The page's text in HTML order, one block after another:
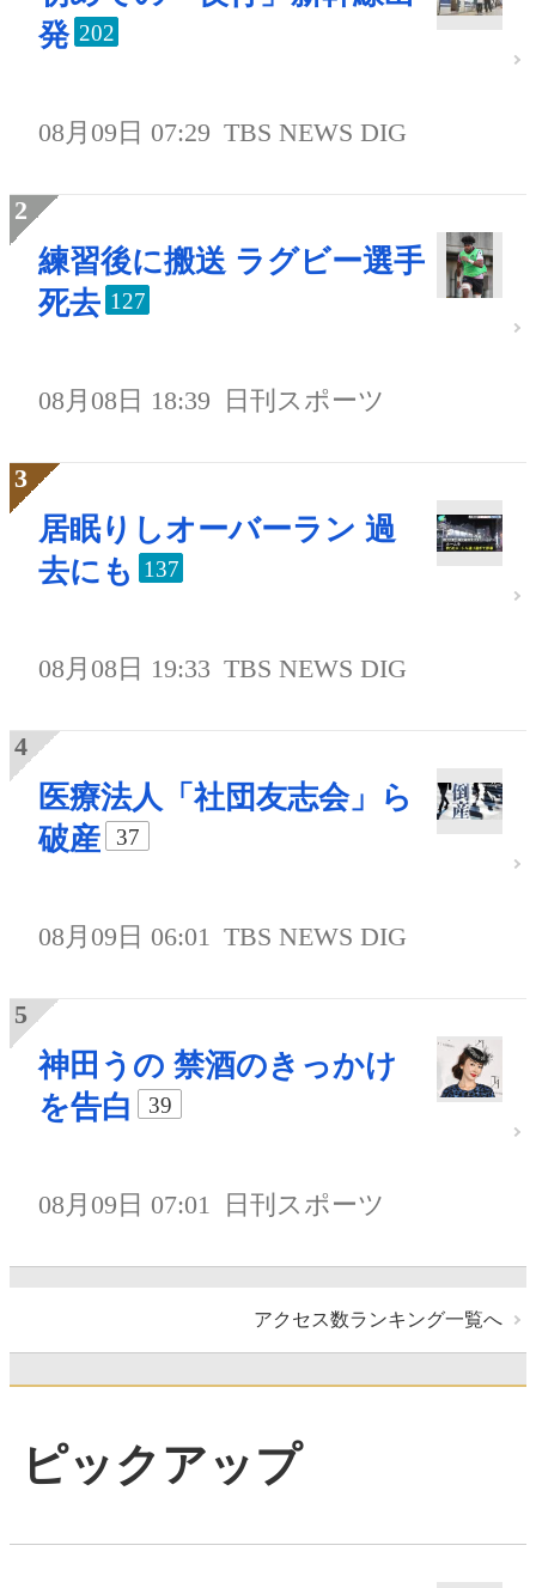
発 202
08月09日 07:29 TBS NEWS DIG
練習後に搬送 ラグビー選手
死去 127
08月08日 18:39 日刊スポーツ
居眠りしオーバーラン 過
去にも
137
08月08日 19:33 TBS NEWS DIG
医療法人「社団友志会」ら
破産
37
08月09日 06:01 TBS NEWS DIG
神田うの 禁酒のきっかけ
を告白
39
08月09日 07:01 日刊スポーツ
アクセス数ランキング一覧へ
ピックアップ